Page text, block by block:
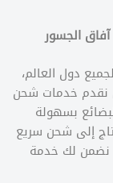
الجسور
دول العالم،
نقدم خدمات شحن
بسهولة
إلى شحن سريع
نضمن لك خدمة